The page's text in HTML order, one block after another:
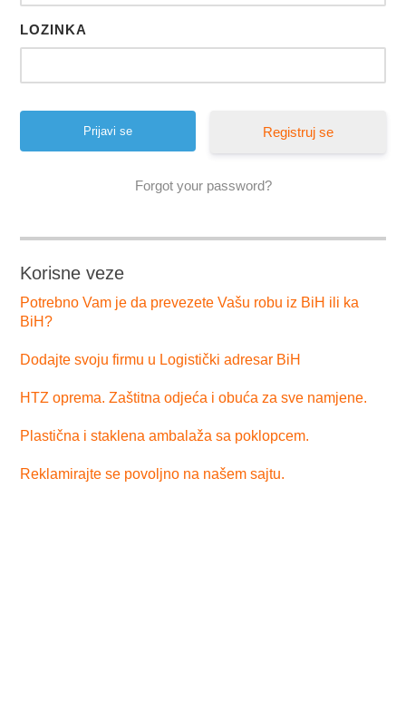
LOZINKA
Registruj se
Forgot your password?
Korisne veze
Potrebno Vam je da prevezete Vašu robu iz BiH ili ka
BiH?
Dodajte svoju firmu u Logistički adresar BiH
HTZ oprema. Zaštitna odjeća i obuća za sve namjene.
Plastična i staklena ambalaža sa poklopcem.
Reklamirajte se povoljno na našem sajtu.